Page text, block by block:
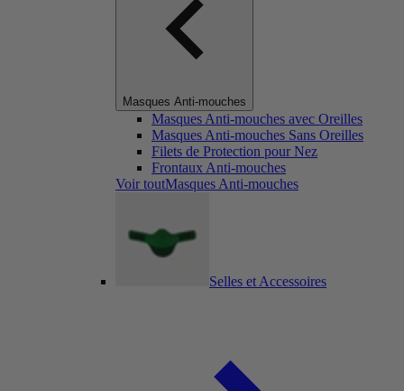
Masques Anti-mouches
Masques Anti-mouches avec Oreilles
Masques Anti-mouches Sans Oreilles
Filets de Protection pour Nez
Frontaux Anti-mouches
Voir toutMasques Anti-mouches
Selles et Accessoires